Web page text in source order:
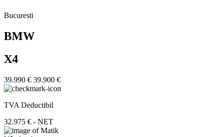
Bucuresti
BMW
X4
39.990 € 39.900 €
TVA Deductibil
32.975 € - NET